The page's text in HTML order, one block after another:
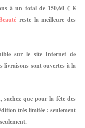
à un total de 150,60 € 8
reste la meilleure des
sur le site Internet de
livraisons sont ouvertes à la
que pour la fête des
très limitée : seulement